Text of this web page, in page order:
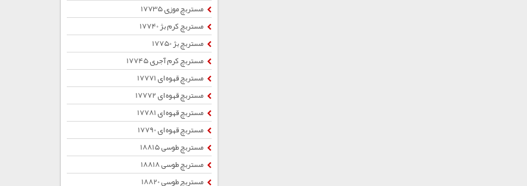
مستربچ موزی 17735
مستربچ کرم بژ 17740
مستربچ بژ 17750
مستربچ کرم آجری 17745
مستربچ قهوه ای 17771
مستربچ قهوه ای 17772
مستربچ قهوه ای 17781
مستربچ قهوه ای 17790
مستربچ طوسی 18815
مستربچ طوسی 18818
مستربچ طوسی 18820